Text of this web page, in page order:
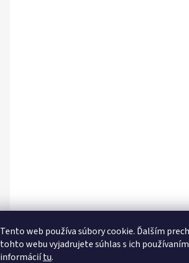
Tento web používa súbory cookie. Ďalším
tohto webu vyjadrujete súhlas s ich
informáciítu.